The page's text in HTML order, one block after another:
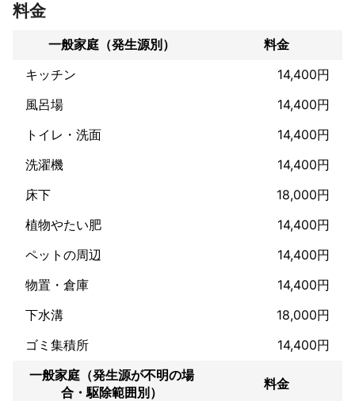
コバエの発生原因の水まわりは
これまでの実績
アピールポイント
駆除作業の実績は大手ホームセンター様と提携してた事もあり、
年間駆除数500件以上
独立後も皆様に支えられ同等数、年間駆除作業を行わせて頂いて
おります。
【テレビ放映実績一例】 ✰✰✰✰✰✰✰✰✰✰✰✰✰✰✰✰✰✰✰✰✰
✰✰✰ テレビ朝日「スーパーJチャンネル」〔怒りの導火線〕 テレ
TBS「Nスタ」 TBS「Nスタニューズアイ」 TBS「いっぷく！」
「緊急！ニッポンを襲う 世界の超S級危険生物」 BS-TBS「外国
カー様より業務提携経験あり年間300件ほど施工させて頂いてお
工事はガス機器設置スペシャリスト・液化石油ガス設備士取得の
有資格者が行います。 安心してお任せくださいませ。 対応地域内
料金
一般家庭（発生源別）
料金
キッチン
14,400円
風呂場
14,400円
トイレ・洗面
14,400円
洗濯機
14,400円
床下
18,000円
植物やたい肥
14,400円
ペットの周辺
14,400円
物置・倉庫
14,400円
下水溝
18,000円
ゴミ集積所
14,400円
一般家庭（発生源が不明の場
合・駆除範囲別）
料金